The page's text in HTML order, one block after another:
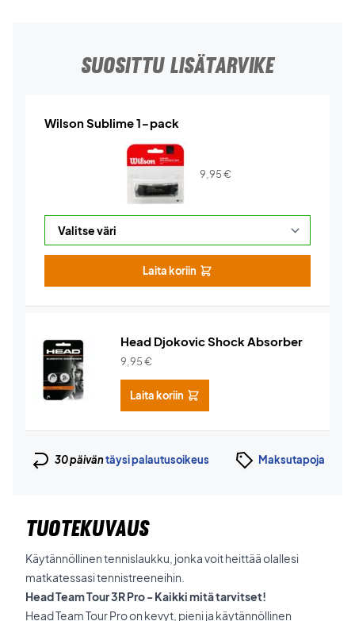
SUOSITTU LISÄTARVIKE
Wilson Sublime 1-pack
9,95€
Laita koriin
Head Djokovic Shock Absorber
9,95€
Laita koriin
30 päiväntäysi palautusoikeus Maksutapoja
TUOTEKUVAUS
Käytännöllinen tennislaukku, jonka voit heittää olallesi
matkatessasi tennistreeneihin.
Head Team Tour 3R Pro - Kaikki mitä tarvitset!
Head Team Tour Pro on kevyt, pieni ja käytännöllinen